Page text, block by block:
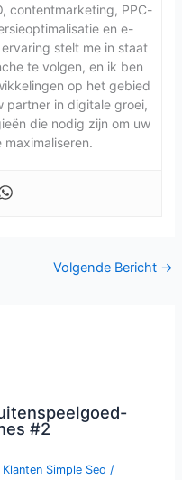
contentmarketing, PPC-
en e-
stelt me in staat
te volgen, en ik ben
op het gebied
partner in digitale groei,
die nodig zijn om uw
Volgende Bericht →
#2
Klanten Simple Seo /